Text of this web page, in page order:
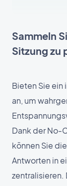
Sammeln
Sitzung zu
Bieten Sie ein
an, um
Dank der No-
können Sie
Antworten in